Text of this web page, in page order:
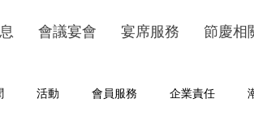
會議宴會 宴席服務 節慶相
活動 會員服務 企業責任